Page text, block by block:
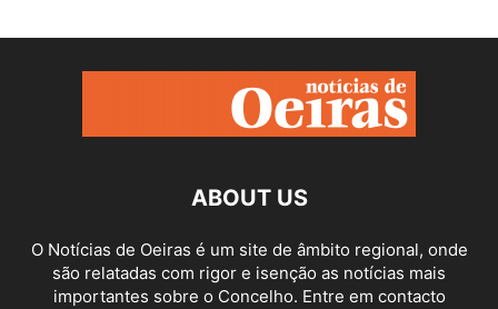
ABOUT US
O Notícias de Oeiras é um site de âmbito regional, onde
são relatadas com rigor e isenção as notícias mais
importantes sobre o Concelho. Entre em contacto